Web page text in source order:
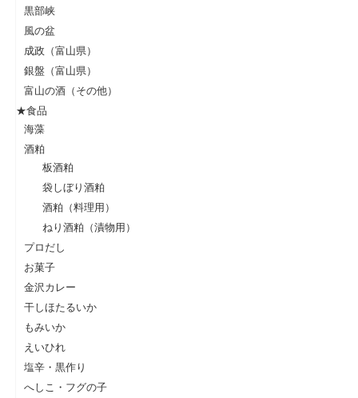
黒部峡
風の盆
成政（富山県）
銀盤（富山県）
富山の酒（その他）
★食品
海藻
酒粕
板酒粕
袋しぼり酒粕
酒粕（料理用）
ねり酒粕（漬物用）
プロだし
お菓子
金沢カレー
干しほたるいか
もみいか
えいひれ
塩辛・黒作り
へしこ・フグの子